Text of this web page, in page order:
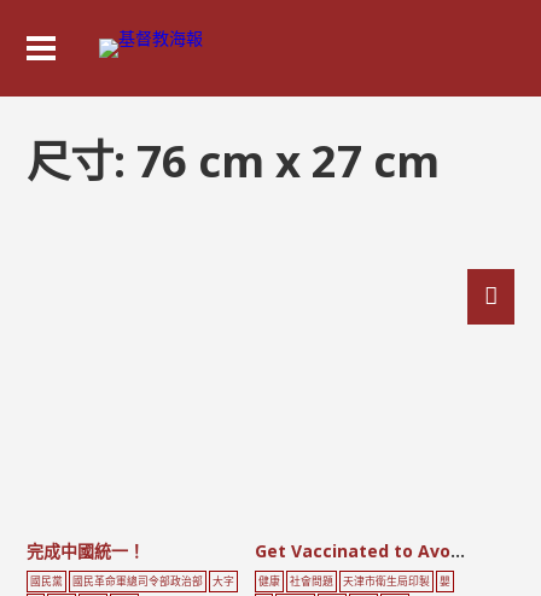
尺寸: 76 cm x 27 cm
完成中國統一！
國民黨 國民革命軍總司令部政治部
大字
Get Vaccinated to Avoid Smallpox
健康 社會問題 天津市衛生局印製
嬰